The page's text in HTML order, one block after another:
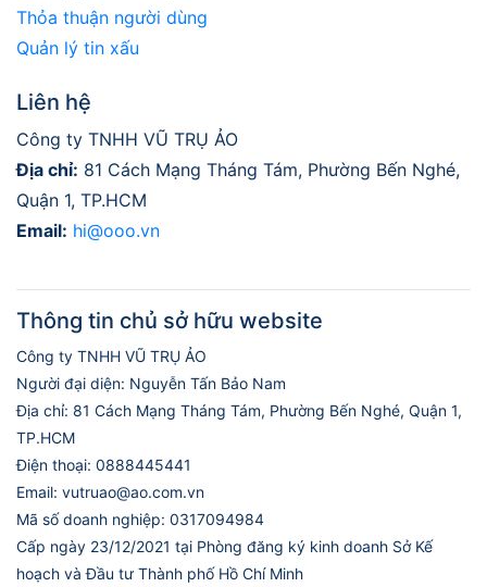
Thỏa thuận người dùng
Quản lý tin xấu
Liên hệ
Công ty TNHH VŨ TRỤ ẢO
Địa chỉ: 81 Cách Mạng Tháng Tám, Phường Bến Nghé,
Quận 1, TP.HCM
Email: hi@ooo.vn
Thông tin chủ sở hữu website
Công ty TNHH VŨ TRỤ ẢO
Người đại diện: Nguyễn Tấn Bảo Nam
Địa chỉ: 81 Cách Mạng Tháng Tám, Phường Bến Nghé, Quận 1,
TP.HCM
Điện thoại: 0888445441
Email: vutruao@ao.com.vn
Mã số doanh nghiệp: 0317094984
Cấp ngày 23/12/2021 tại Phòng đăng ký kinh doanh Sở Kế
hoạch và Đầu tư Thành phố Hồ Chí Minh